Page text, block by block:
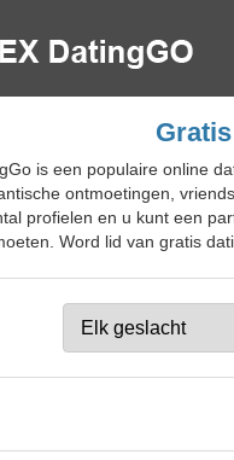
is een populaire online
ontmoetingen,
profielen en u kunt een
Word lid van gratis